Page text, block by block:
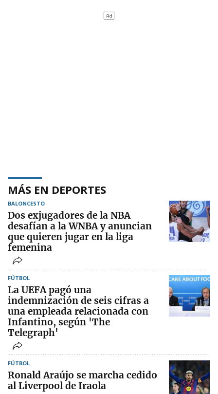
MÁS EN DEPORTES
BALONCESTO
Dos exjugadores de la NBA
desafían a la WNBA y anuncian
que quieren jugar en la liga
femenina
FÚTBOL
La UEFA pagó una
indemnización de seis cifras a
una empleada relacionada con
Infantino, según 'The
Telegraph'
FÚTBOL
Ronald Araújo se marcha cedido
al Liverpool de Iraola